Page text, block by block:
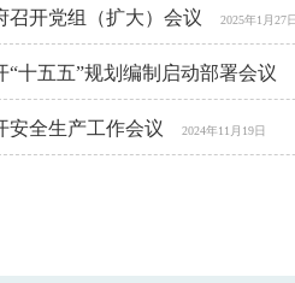
召开党组（扩大）会议 2025年1月27
“十五五”规划编制启动部署会议
安全生产工作会议 2024年11月19日